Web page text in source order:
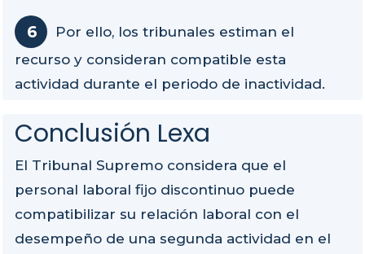
Por ello, los tribunales estiman el
recurso y consideran compatible esta
actividad durante el periodo de inactividad.
Conclusión Lexa
El Tribunal Supremo considera que el
personal laboral fijo discontinuo puede
compatibilizar su relación laboral con el
desempeño de una segunda actividad en el